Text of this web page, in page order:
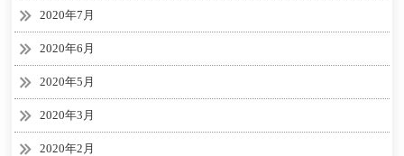
2020年7月
2020年6月
2020年5月
2020年3月
2020年2月